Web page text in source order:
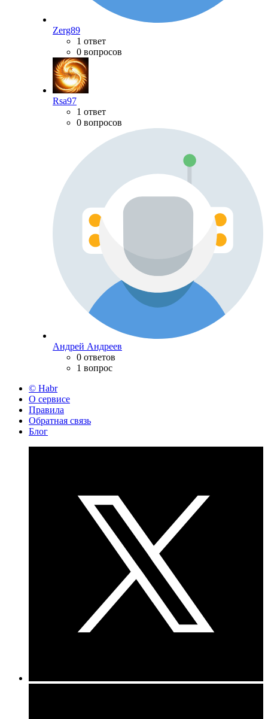
Zerg89
1 ответ
0 вопросов
Rsa97
1 ответ
0 вопросов
Андрей Андреев
0 ответов
1 вопрос
© Habr
О сервисе
Правила
Обратная связь
Блог